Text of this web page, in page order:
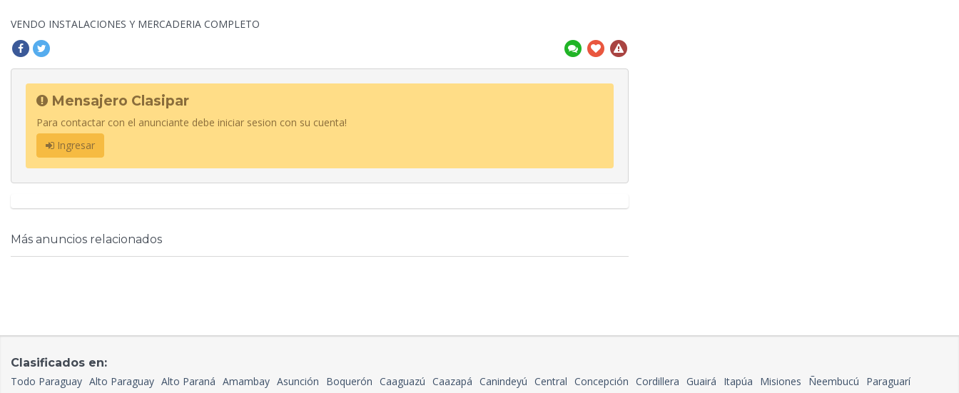
VENDO INSTALACIONES Y MERCADERIA COMPLETO
Mensajero Clasipar
Para contactar con el anunciante debe iniciar sesion con su cuenta!
Ingresar
Más anuncios relacionados
Clasificados en:
Todo Paraguay Alto Paraguay Alto Paraná Amambay Asunción Boquerón Caaguazú Caazapá Canindeyú Central Concepción Cordillera Guairá Itapúa Misiones Ñeembucú
Paraguarí